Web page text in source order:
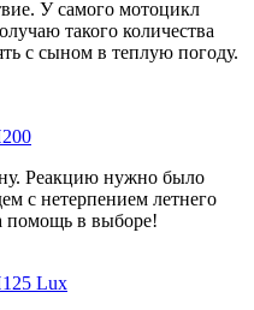
У самого мотоцикл
такого количества
с сыном в теплую погоду.
Реакцию нужно было
с нетерпением летнего
помощь в выборе!
Lux